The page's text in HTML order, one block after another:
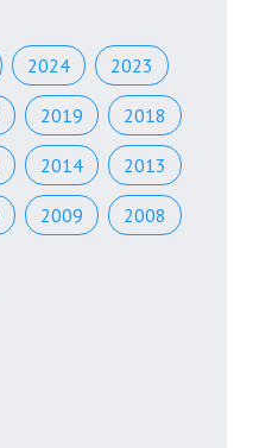
2024 2023
2019 2018
2014 2013
2009 2008